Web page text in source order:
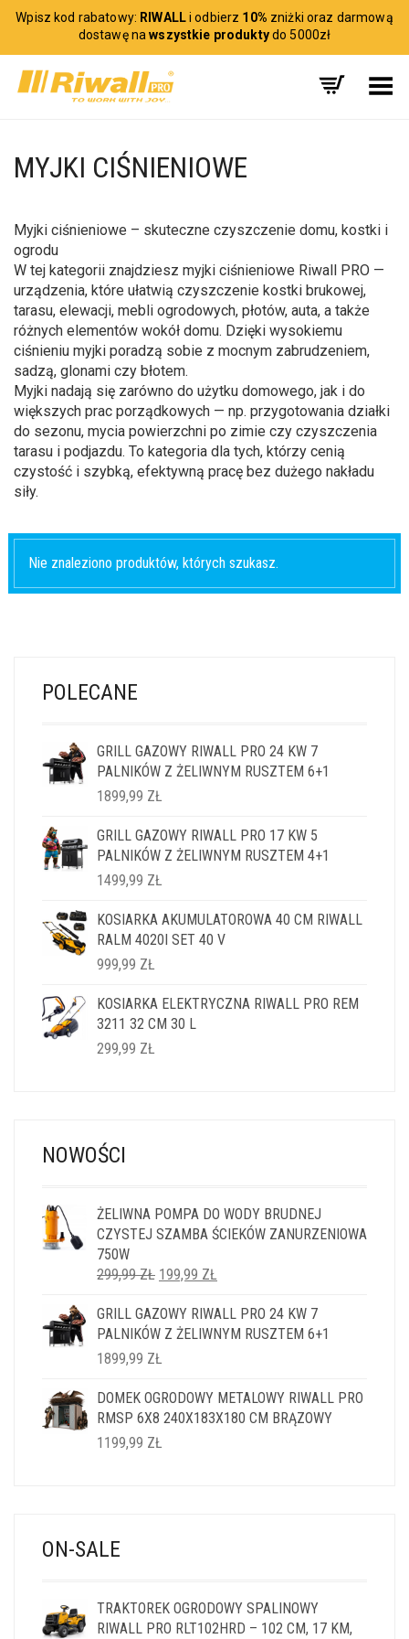
Wpisz kod rabatowy: RIWALLi odbierz 10% zniżki oraz darmową
dostawę nawszystkie produktydo 5000zł
Toggle Menu
MYJKI CIŚNIENIOWE
Myjki ciśnieniowe – skuteczne czyszczenie domu, kostki i
ogrodu
W tej kategorii znajdziesz myjki ciśnieniowe Riwall PRO —
urządzenia, które ułatwią czyszczenie kostki brukowej,
tarasu, elewacji, mebli ogrodowych, płotów, auta, a także
różnych elementów wokół domu. Dzięki wysokiemu
ciśnieniu myjki poradzą sobie z mocnym zabrudzeniem,
sadzą, glonami czy błotem.
Myjki nadają się zarówno do użytku domowego, jak i do
większych prac porządkowych — np. przygotowania działki
do sezonu, mycia powierzchni po zimie czy czyszczenia
tarasu i podjazdu. To kategoria dla tych, którzy cenią
czystość i szybką, efektywną pracę bez dużego nakładu
siły.
Nie znaleziono produktów, których szukasz.
POLECANE
GRILL GAZOWY RIWALL PRO 24 KW 7
PALNIKÓW Z ŻELIWNYM RUSZTEM 6+1
1899,99 ZŁ
GRILL GAZOWY RIWALL PRO 17 KW 5
PALNIKÓW Z ŻELIWNYM RUSZTEM 4+1
1499,99 ZŁ
KOSIARKA AKUMULATOROWA 40 CM RIWALL
RALM 4020I SET 40 V
999,99 ZŁ
KOSIARKA ELEKTRYCZNA RIWALL PRO REM
3211 32 CM 30 L
299,99 ZŁ
NOWOŚCI
ŻELIWNA POMPA DO WODY BRUDNEJ
CZYSTEJ SZAMBA ŚCIEKÓW ZANURZENIOWA
750W
299,99ZŁ PIERWOTNA
WYNOSIŁA:
299,99 ZŁ.
199,99 ZŁ
WYNOSI:
199,99 ZŁ.
GRILL GAZOWY RIWALL PRO 24 KW 7
PALNIKÓW Z ŻELIWNYM RUSZTEM 6+1
1899,99 ZŁ
DOMEK OGRODOWY METALOWY RIWALL PRO
RMSP 6X8 240X183X180 CM BRĄZOWY
1199,99 ZŁ
ON-SALE
TRAKTOREK OGRODOWY SPALINOWY
RIWALL PRO RLT102HRD – 102 CM, 17 KM,